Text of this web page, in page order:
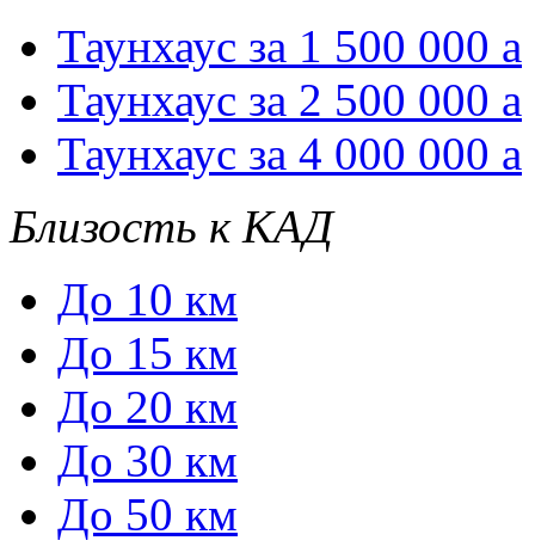
Таунхаус за 1 500 000 a
Таунхаус за 2 500 000 a
Таунхаус за 4 000 000 a
Близость к КАД
До 10 км
До 15 км
До 20 км
До 30 км
До 50 км